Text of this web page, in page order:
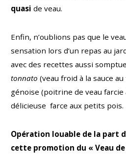
quasi de veau.
Enfin, n’oublions pas que le
sensation lors d’un repas au
avec des recettes aussi
tonnato (veau froid à la sauce
génoise (poitrine de veau farcie
délicieuse farce aux petits pois.
Opération louable de la part
cette promotion du « Veau